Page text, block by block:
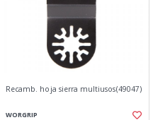
Recamb. hoja sierra multiusos(49047)
WORGRIP